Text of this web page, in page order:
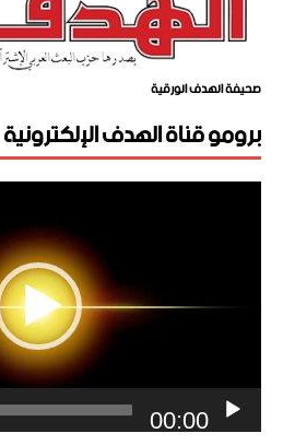
صحيفة الهدف الورقية
برومو قناة الهدف الإلكترونية
مشغل
00:00